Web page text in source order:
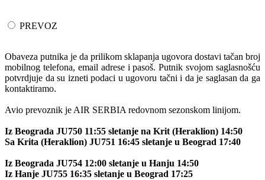
PREVOZ
Obaveza putnika je da prilikom sklapanja ugovora dostavi tačan broj
mobilnog telefona, email adrese i pasoš. Putnik svojom saglasnošću
potvrdjuje da su izneti podaci u ugovoru tačni i da je saglasan da ga
kontaktiramo.
Avio prevoznik je AIR SERBIA redovnom sezonskom linijom.
Iz Beograda JU750 11:55 sletanje na Krit (Heraklion) 14:50
Sa Krita (Heraklion) JU751 16:45 sletanje u Beograd 17:40
Iz Beograda JU754 12:00 sletanje u Hanju 14:50
Iz Hanje JU755 16:35 sletanje u Beograd 17:25